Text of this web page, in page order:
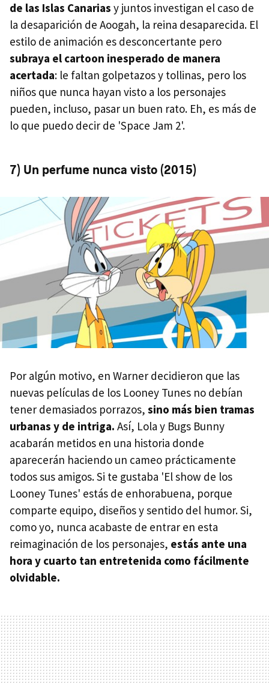
de las Islas Canarias y juntos investigan el caso de
la desaparición de Aoogah, la reina desaparecida. El
estilo de animación es desconcertante pero
subraya el cartoon inesperado de manera
acertada: le faltan golpetazos y tollinas, pero los
niños que nunca hayan visto a los personajes
pueden, incluso, pasar un buen rato. Eh, es más de
lo que puedo decir de 'Space Jam 2'.
7) Un perfume nunca visto (2015)
Por algún motivo, en Warner decidieron que las
nuevas películas de los Looney Tunes no debían
tener demasiados porrazos, sino más bien tramas
urbanas y de intriga. Así, Lola y Bugs Bunny
acabarán metidos en una historia donde
aparecerán haciendo un cameo prácticamente
todos sus amigos. Si te gustaba 'El show de los
Looney Tunes' estás de enhorabuena, porque
comparte equipo, diseños y sentido del humor. Si,
como yo, nunca acabaste de entrar en esta
reimaginación de los personajes, estás ante una
hora y cuarto tan entretenida como fácilmente
olvidable.